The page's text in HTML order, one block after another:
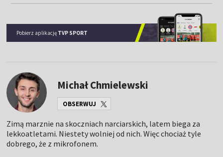
Pobierz aplikację TVP SPORT
Michał Chmielewski
OBSERWUJ
Zimą marznie na skoczniach narciarskich, latem biega za
lekkoatletami. Niestety wolniej od nich. Więc chociaż tyle
dobrego, że z mikrofonem.